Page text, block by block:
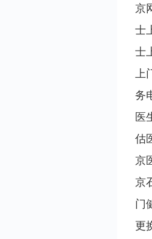
京
士
士
上
务
医
估
京
京
门
更